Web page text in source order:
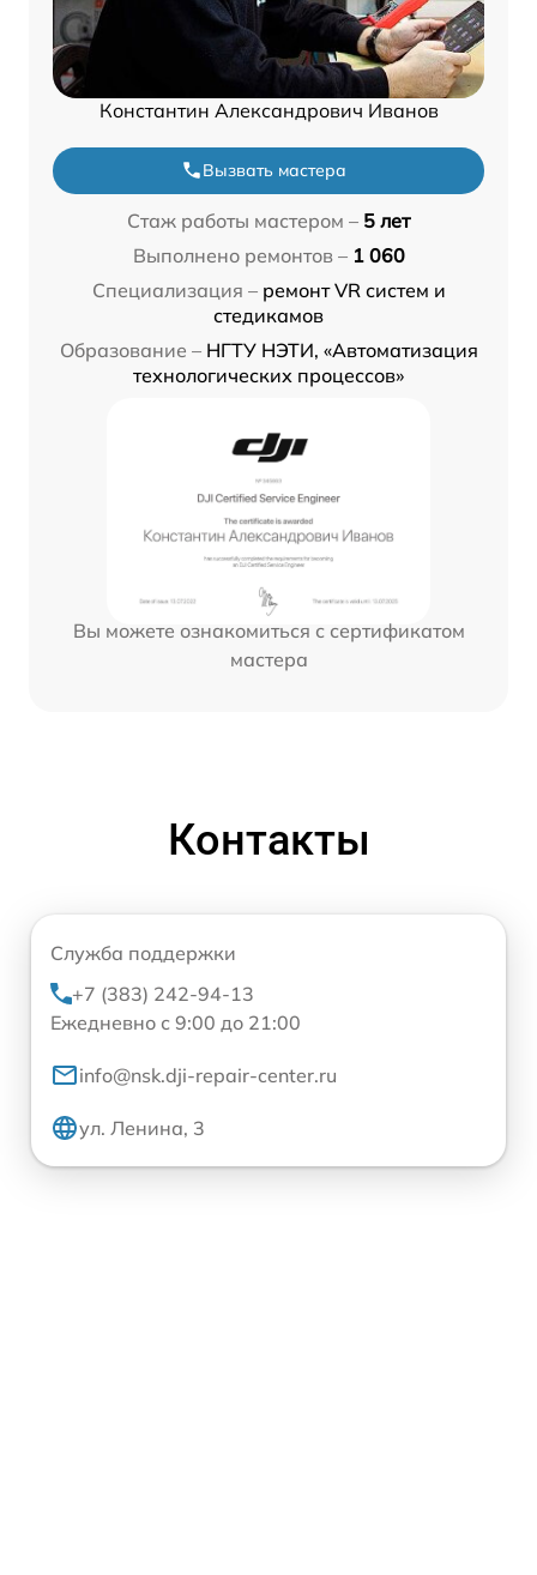
Константин Александрович Иванов
Вызвать мастера
Стаж работы мастером – 5 лет
Выполнено ремонтов – 1 060
Специализация – ремонт VR систем и
стедикамов
Образование – НГТУ НЭТИ, «Автоматизация
технологических процессов»
Вы можете ознакомиться с сертификатом
мастера
Контакты
Служба поддержки
+7 (383) 242-94-13
Ежедневно с 9:00 до 21:00
info@nsk.dji-repair-center.ru
ул. Ленина, 3